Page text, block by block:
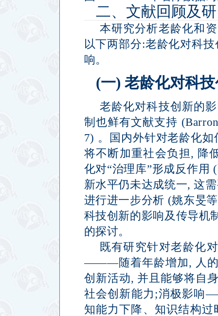
二、文献回顾及
本研究分析老龄化和
以下两部分:老龄化对科
响。
(一) 老龄化对科
老龄化对科技创新的
制也鲜有文献支持
7) 。国内外针对老龄化
将不断加重社会负担, 降
化对“治理库”形成反作用 (
新水平仍未达成统一,这
进行进一步分析 (姚东旻等
科技创新的影响及传导机
的探讨。
既有研究针对老龄化
———随着年龄增加, 人
创新活动, 并且能够将自
社会创新能力;消极影响
知能力下降、知识结构